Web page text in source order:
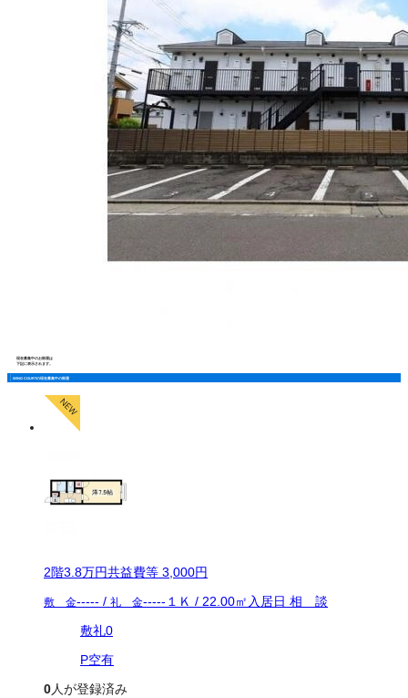
現在募集中のお部屋は
下記に表示されます。
WING COURTの現在募集中の部屋
2階3.8万円共益費等 3,000円
敷 金----- / 礼 金----- １Ｋ / 22.00㎡ 入居日 相 談
敷礼0
P空有
0人が登録済み